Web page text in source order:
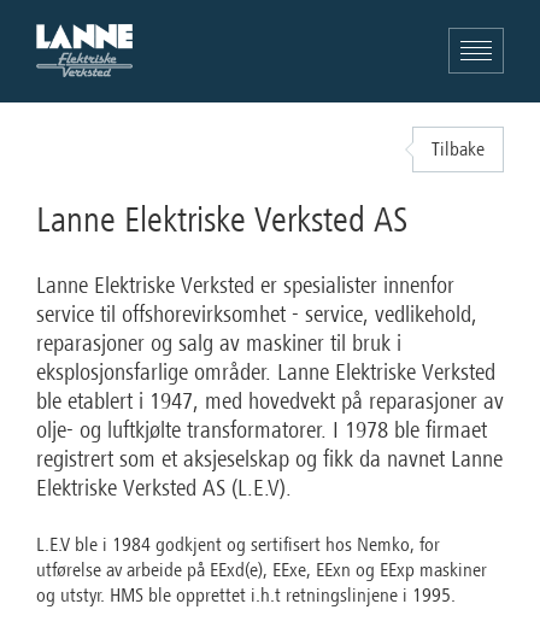
Lanne Elektriske Verksted AS
Lanne Elektriske Verksted er spesialister innenfor
service til offshorevirksomhet - service, vedlikehold,
reparasjoner og salg av maskiner til bruk i
eksplosjonsfarlige områder. Lanne Elektriske Verksted
ble etablert i 1947, med hovedvekt på reparasjoner av
olje- og luftkjølte transformatorer. I 1978 ble firmaet
registrert som et aksjeselskap og fikk da navnet Lanne
Elektriske Verksted AS (L.E.V).
L.E.V ble i 1984 godkjent og sertifisert hos Nemko, for
utførelse av arbeide på EExd(e), EExe, EExn og EExp maskiner
og utstyr. HMS ble opprettet i.h.t retningslinjene i 1995.
Tilbake